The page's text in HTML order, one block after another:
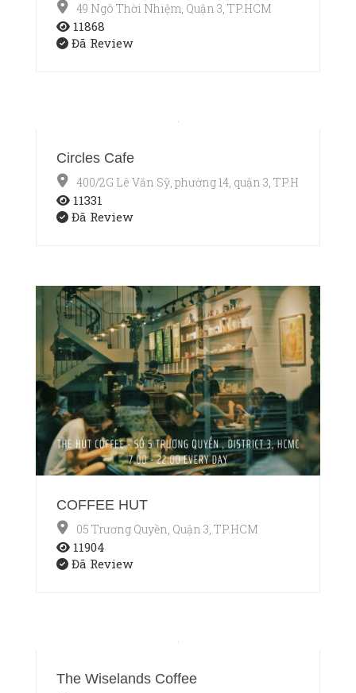
49 Ngô Thời Nhiệm, Quận 3, TP.HCM
11868
Đã Review
Circles Cafe
400/2G Lê Văn Sỹ, phường 14, quận 3, TP.HCM
11331
Đã Review
COFFEE HUT
05 Trương Quyền, Quận 3, TP.HCM
11904
Đã Review
The Wiselands Coffee